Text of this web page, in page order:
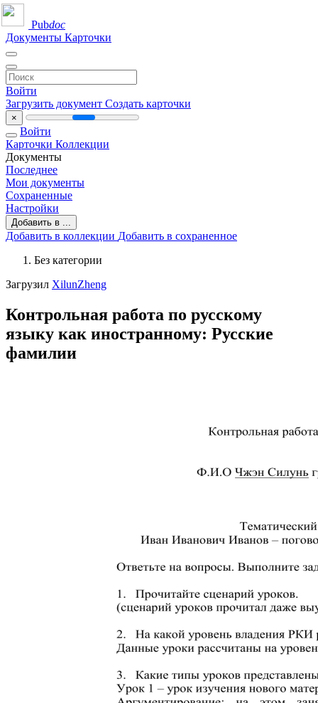
Pubdoc
Документы Карточки
Войти
Загрузить документ Создать карточки
×
Войти
Карточки Коллекции
Документы
Последнее
Мои документы
Сохраненные
Настройки
Добавить в ...
Добавить в коллекции Добавить в сохраненное
Без категории
Загрузил XilunZheng
Контрольная работа по русскому
языку как иностранному: Русские
фамилии